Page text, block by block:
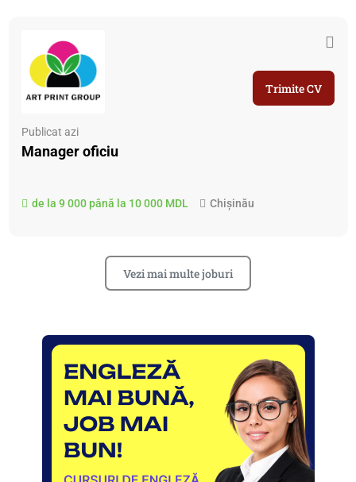
Publicat azi
Manager oficiu
de la 9 000 până la 10 000 MDL Chișinău
Trimite CV
Vezi mai multe joburi